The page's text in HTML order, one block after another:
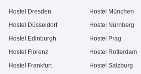
Hostel Dresden
Hostel Düsseldorf
Hostel Edinburgh
Hostel Florenz
Hostel Frankfurt
Hostel München
Hostel Nürnberg
Hostel Prag
Hostel Rotterdam
Hostel Salzburg